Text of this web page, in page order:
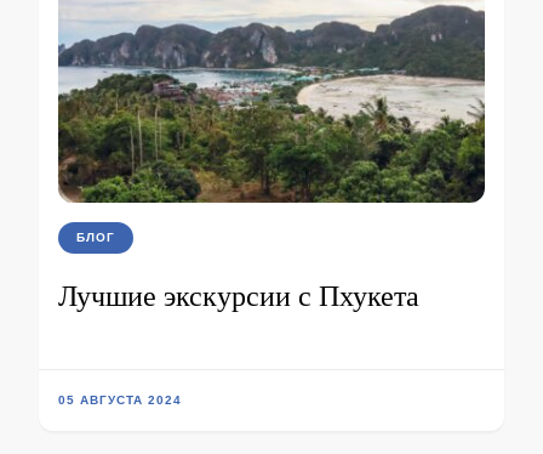
БЛОГ
Лучшие экскурсии с Пхукета
05 АВГУСТА 2024